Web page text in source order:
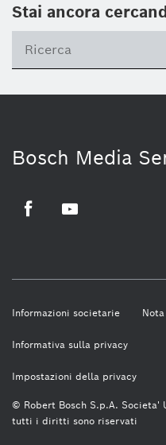
Stai ancora
Bosch Media
© Robert Bosch S.p.A. Societa'
tutti i diritti sono riservati
Informazioni societarie
Informativa sulla privacy
Impostazioni della privacy